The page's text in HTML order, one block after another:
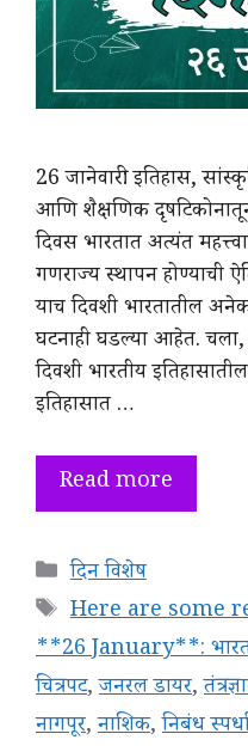
26 जानेवारी: इतिहास,
आणि शैक्षणिक
दिवस भारतात अत्यंत
गणराज्य स्थापन होण्याची
याच दिवशी भारतातील
घटनाही घडल्या आहेत. चला,
दिवशी भारतीय
इतिहासात …
Read more
Categories
दिन विशेष
Tags
Here are some
**26 January**:
चित्रपट,जनरल डायर,
नागपूर,नाशिक,निबंध